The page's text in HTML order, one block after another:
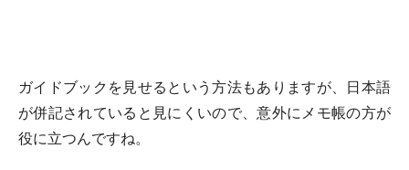
ガイドブックを見せるという方法もありますが、日本語
が併記されていると見にくいので、意外にメモ帳の方が
役に立つんですね。